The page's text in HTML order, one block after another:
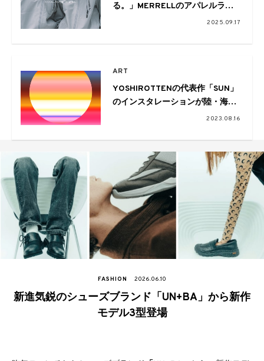
る。」MERRELLのアパレルライ
ンから2025年秋冬の最新作が到着
2025.09.17
ART
YOSHIROTTENの代表作「SUN」
のインスタレーションが陸・海・
空で開催。8月18日〜20日に
張新都心にて！
2023.08.16
FASHION 2026.06.10
新進気鋭のシューズブランド「UN+BA」から新作
モデル3型登場